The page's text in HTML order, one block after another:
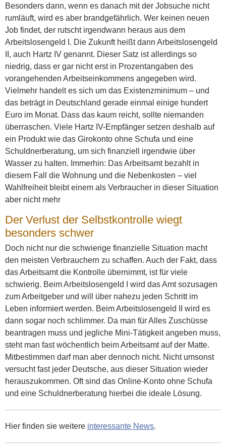
Besonders dann, wenn es danach mit der Jobsuche nicht
rumläuft, wird es aber brandgefährlich. Wer keinen neuen
Job findet, der rutscht irgendwann heraus aus dem
Arbeitslosengeld I. Die Zukunft heißt dann Arbeitslosengeld
II, auch Hartz IV genannt. Dieser Satz ist allerdings so
niedrig, dass er gar nicht erst in Prozentangaben des
vorangehenden Arbeitseinkommens angegeben wird.
Vielmehr handelt es sich um das Existenzminimum – und
das beträgt in Deutschland gerade einmal einige hundert
Euro im Monat. Dass das kaum reicht, sollte niemanden
überraschen. Viele Hartz IV-Empfänger setzen deshalb auf
ein Produkt wie das Girokonto ohne Schufa und eine
Schuldnerberatung, um sich finanziell irgendwie über
Wasser zu halten. Immerhin: Das Arbeitsamt bezahlt in
diesem Fall die Wohnung und die Nebenkosten – viel
Wahlfreiheit bleibt einem als Verbraucher in dieser Situation
aber nicht mehr
Der Verlust der Selbstkontrolle wiegt
besonders schwer
Doch nicht nur die schwierige finanzielle Situation macht
den meisten Verbrauchern zu schaffen. Auch der Fakt, dass
das Arbeitsamt die Kontrolle übernimmt, ist für viele
schwierig. Beim Arbeitslosengeld I wird das Amt sozusagen
zum Arbeitgeber und will über nahezu jeden Schritt im
Leben informiert werden. Beim Arbeitslosengeld II wird es
dann sogar noch schlimmer. Da man für Alles Zuschüsse
beantragen muss und jegliche Mini-Tätigkeit angeben muss,
steht man fast wöchentlich beim Arbeitsamt auf der Matte.
Mitbestimmen darf man aber dennoch nicht. Nicht umsonst
versucht fast jeder Deutsche, aus dieser Situation wieder
herauszukommen. Oft sind das Online-Konto ohne Schufa
und eine Schuldnerberatung hierbei die ideale Lösung.
Hier finden sie weitere interessante News.